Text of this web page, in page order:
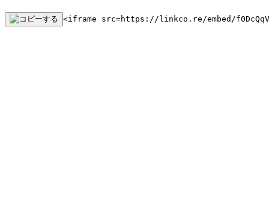
<iframe src=https://linkco.re/embed/